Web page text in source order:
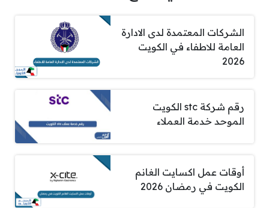
الشركات المعتمدة لدى الادارة
العامة للاطفاء في الكويت
2026
رقم شركة stc الكويت
الموحد خدمة العملاء
أوقات عمل اكسايت الغانم
الكويت في رمضان 2026